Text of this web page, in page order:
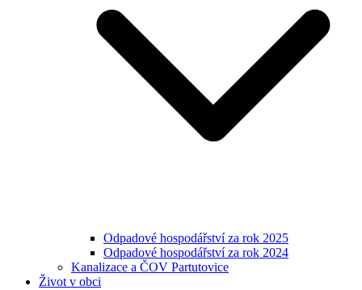
Odpadové hospodářství za rok 2025
Odpadové hospodářství za rok 2024
Kanalizace a ČOV Partutovice
Život v obci